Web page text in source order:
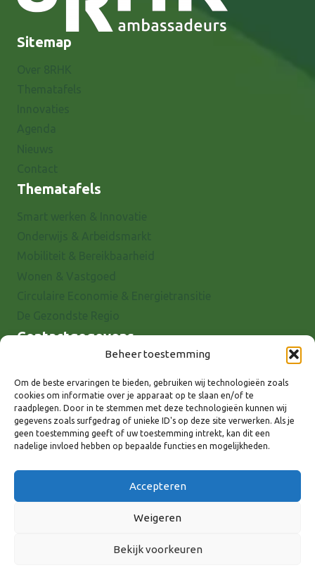
Beheer toestemming
Om de beste ervaringen te bieden, gebruiken wij technologieën zoals
cookies om informatie over je apparaat op te slaan en/of te
raadplegen. Door in te stemmen met deze technologieën kunnen wij
gegevens zoals surfgedrag of unieke ID's op deze site verwerken. Als je
geen toestemming geeft of uw toestemming intrekt, kan dit een
nadelige invloed hebben op bepaalde functies en mogelijkheden.
Accepteren
Weigeren
Bekijk voorkeuren
Sitemap
Thematafels
Contactgegevens
7001 EX Doetinchem
E-mail: info@8rhk.nl
Telefoonnummers
Privacyverklaring